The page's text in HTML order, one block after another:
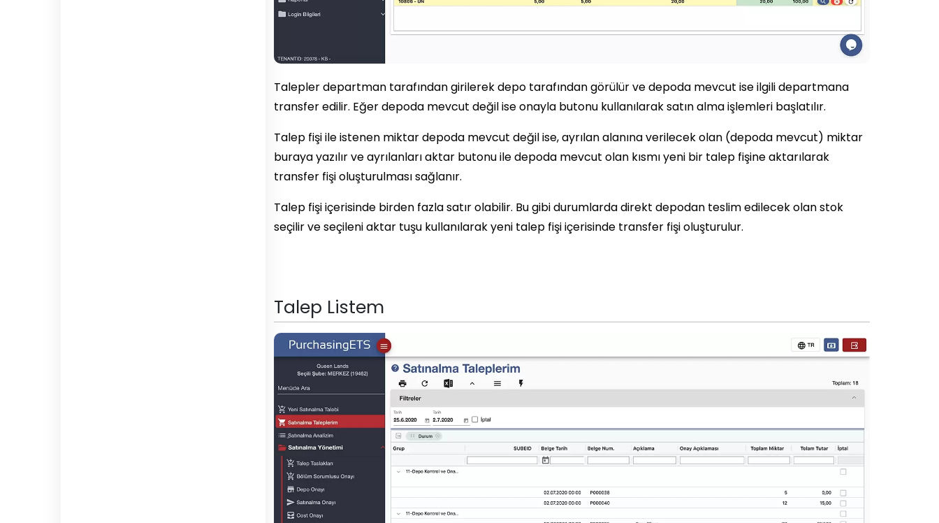
Talepler departman tarafından girilerek depo tarafından görülür ve depoda mevcut ise ilgili departmana
transfer edilir. Eğer depoda mevcut değil ise onayla butonu kullanılarak satın alma işlemleri başlatılır.
Talep fişi ile istenen miktar depoda mevcut değil ise, ayrılan alanına verilecek olan (depoda mevcut) miktar
buraya yazılır ve ayrılanları aktar butonu ile depoda mevcut olan kısmı yeni bir talep fişine aktarılarak
transfer fişi oluşturulması sağlanır.
Talep fişi içerisinde birden fazla satır olabilir. Bu gibi durumlarda direkt depodan teslim edilecek olan stok
seçilir ve seçileni aktar tuşu kullanılarak yeni talep fişi içerisinde transfer fişi oluşturulur.
Talep Listem